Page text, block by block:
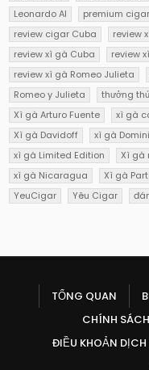
Leonardo AI
premium cigar
review cigar Cuba
review
review xì gà Cuba
review
review xì gà Romeo Julieta
Romeo y Julieta
thưởng
Xì gà Arturo Fuente
xì gà
Xì gà Davidoff
xì gà
xì gà Limited Edition
Xì gà
xì gà Nicaragua
Xì gà
YeuCigar
Yêu Cigar
TỔNG QUAN
CHÍNH
ĐIỀU KHOẢN DỊCH